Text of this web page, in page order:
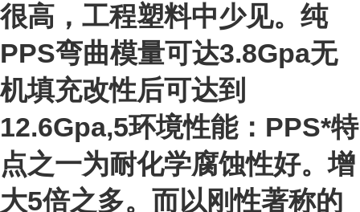
很高，工程塑料中少见。纯
PPS弯曲模量可达3.8Gpa无
机填充改性后可达到
12.6Gpa,5环境性能：PPS*特
点之一为耐化学腐蚀性好。增
大5倍之多。而以刚性著称的